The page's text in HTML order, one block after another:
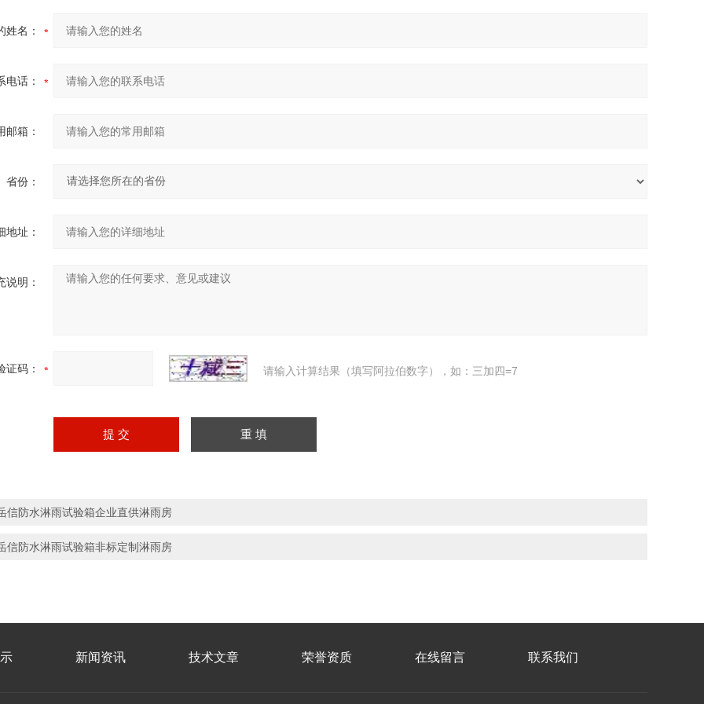
姓名：
电话：
邮箱：
省份：
地址：
说明：
证码： 请输入计算结果（填写阿拉伯数字），如：三加四=7
信防水淋雨试验箱企业直供淋雨房
信防水淋雨试验箱非标定制淋雨房
新闻资讯 技术文章 荣誉资质 在线留言 联系我们